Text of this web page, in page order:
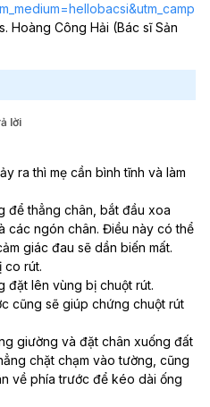
Hoàng Công Hải (Bác sĩ Sản
lời
ra thì mẹ cần bình tĩnh và làm
để thẳng chân, bắt đầu xoa
các ngón chân. Điều này có thể
giác đau sẽ dần biến mất.
co rút.
đặt lên vùng bị chuột rút.
cũng sẽ giúp chứng chuột rút
giường và đặt chân xuống đất
chặt chạm vào tường, cũng
về phía trước để kéo dài ống